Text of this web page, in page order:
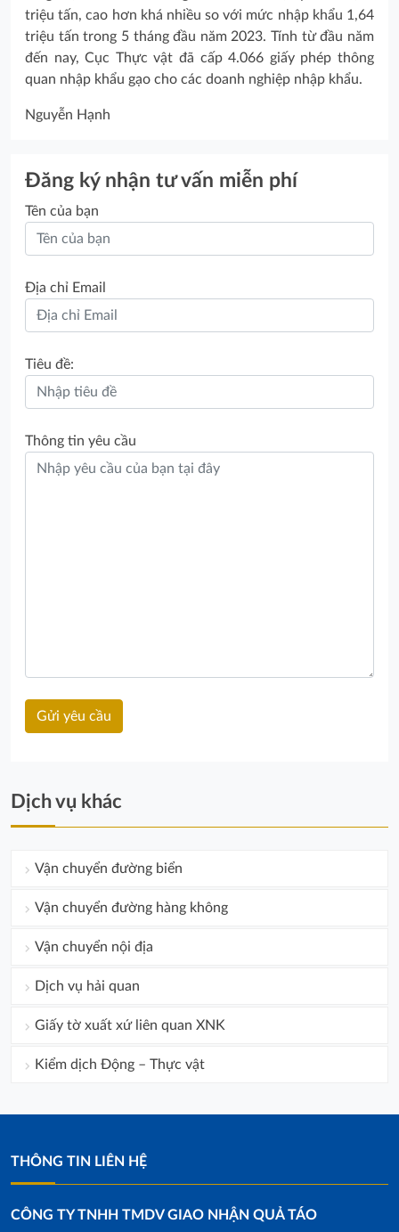
triệu tấn, cao hơn khá nhiều so với mức nhập khẩu 1,64
triệu tấn trong 5 tháng đầu năm 2023. Tính từ đầu năm
đến nay, Cục Thực vật đã cấp 4.066 giấy phép thông
quan nhập khẩu gạo cho các doanh nghiệp nhập khẩu.
Nguyễn Hạnh
Đăng ký nhận tư vấn miễn phí
Tên của bạn
Địa chỉ Email
Tiêu đề:
Thông tin yêu cầu
Dịch vụ khác
Vận chuyển đường biển
Vận chuyển đường hàng không
Vận chuyển nội địa
Dịch vụ hải quan
Giấy tờ xuất xứ liên quan XNK
Kiểm dịch Động – Thực vật
THÔNG TIN LIÊN HỆ
CÔNG TY TNHH TMDV GIAO NHẬN QUẢ TÁO